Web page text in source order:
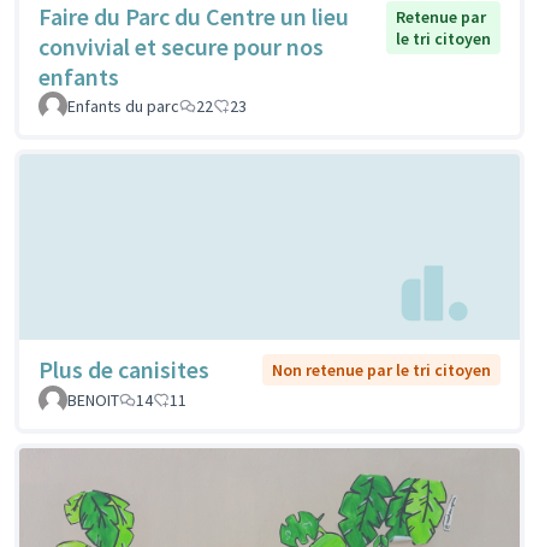
Faire du Parc du Centre un lieu
convivial et secure pour nos
enfants
Retenue par
le tri citoyen
Enfants du parc 22 23
Plus de canisites
Non retenue par le tri citoyen
BENOIT
14 11